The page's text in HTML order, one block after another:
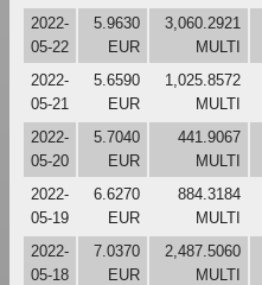
2022-
05-22
5.9630
EUR
3,060.2921
MULTI
2022-
05-21
5.6590
EUR
1,025.8572
MULTI
2022-
05-20
5.7040
EUR
441.9067
MULTI
2022-
05-19
6.6270
EUR
884.3184
MULTI
2022-
05-18
7.0370
EUR
2,487.5060
MULTI